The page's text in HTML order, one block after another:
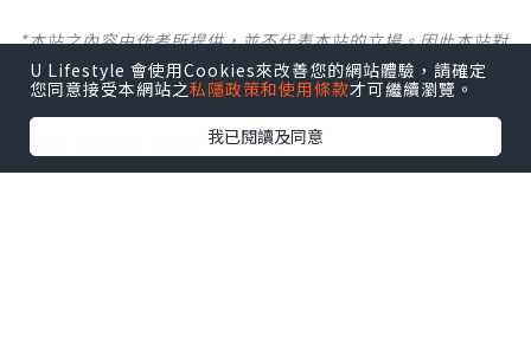
*本站之內容由作者所提供，並不代表本站的立場。因此本站對
所有博客的立場、真實性、準確性及完整性不負任何法律責
任。
【 U Creator 招募 】
出Post賺現金獎賞 l登記《社群創作有價企劃》
U Lifestyle 會使用Cookies來改善您的網站體驗，請確定
您同意接受本網站之私隱政策和使用條款才可繼續瀏覽。
我已閱讀及同意